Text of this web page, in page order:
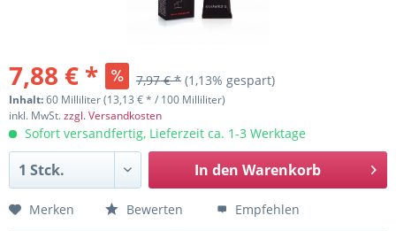
7,88 € * 7,97 € * (1,13% gespart)
Inhalt:60 Milliliter (13,13 € * / 100 Milliliter)
inkl. MwSt.zzgl. Versandkosten
Sofort versandfertig, Lieferzeit ca. 1-3 Werktage
In den Warenkorb
Merken Bewerten Empfehlen